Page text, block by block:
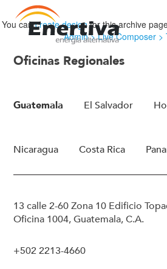
You cancreate designfor this archive
Admin > Live Composer >
Oficinas Regionales
Guatemala El Salvador
Nicaragua Costa Rica
13 calle 2-60 Zona 10 Edificio
Oficina 1004, Guatemala, C.A.
+502 2213-4660